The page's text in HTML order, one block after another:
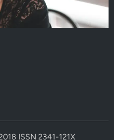
ISSN 2341-121X